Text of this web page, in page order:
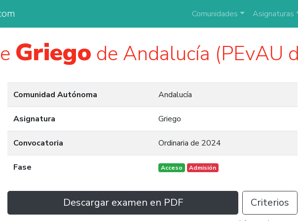
Comunidades Asignaturas
Griego de Andalucía (PEvAU
Comunidad Autónoma Andalucía
Asignatura Griego
Convocatoria Ordinaria de 2024
Fase Acceso Admisión
Descargar examen en PDF Criterios